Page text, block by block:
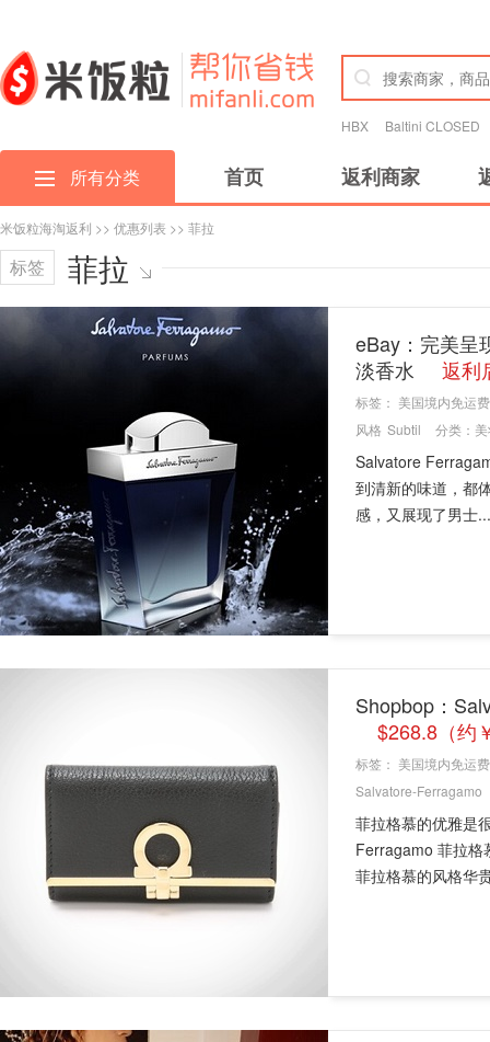
HBX Baltini CLOSED
所有分类 首页 返利商家
米饭粒海淘返利 >> 优惠列表 >> 菲拉
标签 菲拉
eBay：完美呈
淡香水
返利
标签： 美国境内免运费
风格 Subtil 分类：
Salvatore
到清新的味道，都
感，又展现了男士...
Shopbop：
$268.8（约
标签： 美国境内免运费
Salvatore-Ferragamo
菲拉格慕的优雅是
Ferragamo 菲拉格
菲拉格慕的风格华